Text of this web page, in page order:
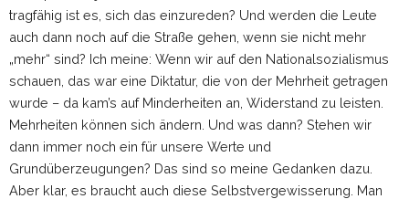
tragfähig ist es, sich das einzureden? Und werden die Leute
auch dann noch auf die Straße gehen, wenn sie nicht mehr
„mehr“ sind? Ich meine: Wenn wir auf den Nationalsozialismus
schauen, das war eine Diktatur, die von der Mehrheit getragen
wurde – da kam’s auf Minderheiten an, Widerstand zu leisten.
Mehrheiten können sich ändern. Und was dann? Stehen wir
dann immer noch ein für unsere Werte und
Grundüberzeugungen? Das sind so meine Gedanken dazu.
Aber klar, es braucht auch diese Selbstvergewisserung. Man